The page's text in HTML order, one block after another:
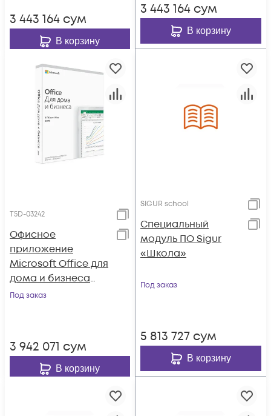
3 443 164 сум
В корзину
3 443 164 сум
В корзину
T5D-03242
Офисное
приложение
Microsoft Office для
дома и бизнеса
2019 (BOX)
Под заказ
3 942 071 сум
В корзину
SIGUR school
Специальный
модуль ПО Sigur
«Школа»
Под заказ
5 813 727 сум
В корзину